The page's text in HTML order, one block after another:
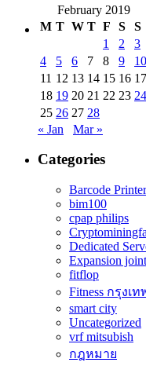
February 2019
M T W T F S
S
1
2
3
4
5 6 7 8 9
10
11 12 13 14 15 16 17
18 19 20 21 22 23 24
25 26 27 28
« Jan
Mar »
Categories
Barcode Printer
bim100
cpap philips
Dedicated
Expansion joint
fitflop
Fitness กรุงเท
smart city
Uncategorized
vrf mitsubish
กฎหมาย